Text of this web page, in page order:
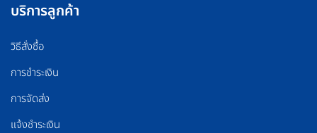
บริการลูกค้า
วิธีสั่งซื้อ
การชำระเงิน
การจัดส่ง
แจ้งชำระเงิน